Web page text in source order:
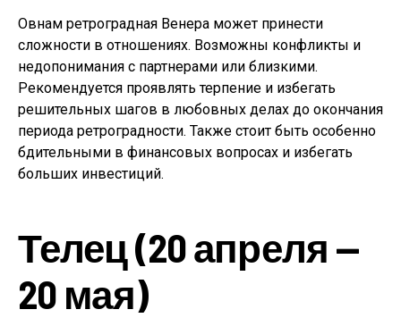
Овнам ретроградная Венера может принести
сложности в отношениях. Возможны конфликты и
недопонимания с партнерами или близкими.
Рекомендуется проявлять терпение и избегать
решительных шагов в любовных делах до окончания
периода ретроградности. Также стоит быть особенно
бдительными в финансовых вопросах и избегать
больших инвестиций.
Телец (20 апреля —
20 мая)